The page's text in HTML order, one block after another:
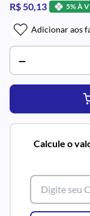
R$ 50,13 5% À
Adicionar aos
Calcule o